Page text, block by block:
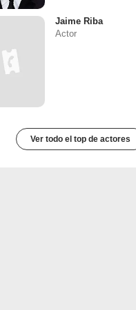
Jaime Riba
Actor
Ver todo el top de actores